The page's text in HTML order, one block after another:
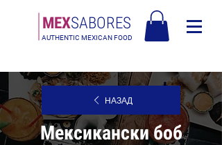
МЕXSABORES
AUTHENTIC MEXICAN FOOD
НАЗАД
Мексикански боб